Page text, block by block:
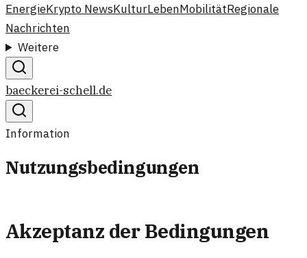
EnergieKrypto NewsKulturLebenMobilitätRegionale
Nachrichten
Weitere
baeckerei-schell.de
Information
Nutzungsbedingungen
Akzeptanz der Bedingungen